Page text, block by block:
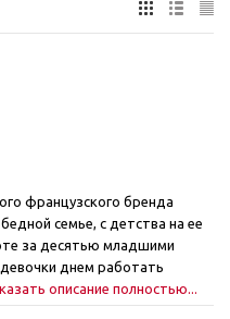
французского бренда
семье, с детства на ее
за десятью младшими
днем работать
нянчить малышей.
сопровождали семейство
описание полностью...